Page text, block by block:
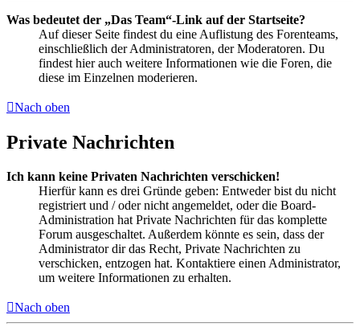
Was bedeutet der „Das Team“-Link auf der Startseite?
Auf dieser Seite findest du eine Auflistung des Forenteams,
einschließlich der Administratoren, der Moderatoren. Du
findest hier auch weitere Informationen wie die Foren, die
diese im Einzelnen moderieren.
Nach oben
Private Nachrichten
Ich kann keine Privaten Nachrichten verschicken!
Hierfür kann es drei Gründe geben: Entweder bist du nicht
registriert und / oder nicht angemeldet, oder die Board-
Administration hat Private Nachrichten für das komplette
Forum ausgeschaltet. Außerdem könnte es sein, dass der
Administrator dir das Recht, Private Nachrichten zu
verschicken, entzogen hat. Kontaktiere einen Administrator,
um weitere Informationen zu erhalten.
Nach oben